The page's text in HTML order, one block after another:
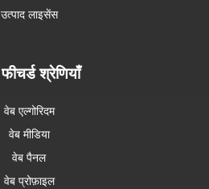
उत्पाद लाइसेंस
फीचर्ड श्रेणियाँ
वेब एल्गोरिदम
वेब मीडिया
वेब पैनल
वेब प्रोफ़ाइल